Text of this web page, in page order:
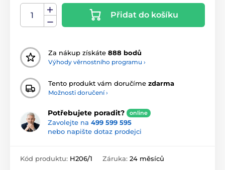
Přidat do košíku
Za nákup získáte 888 bodů
Výhody věrnostního programu ›
Tento produkt vám doručíme zdarma
Možnosti doručení ›
Potřebujete poradit? online
Zavolejte na 499 599 595
nebo napište dotaz prodejci
Kód produktu: H206/1 Záruka: 24 měsíců